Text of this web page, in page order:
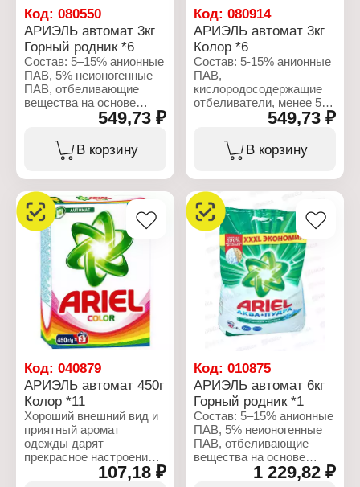
белья
Тип стирки: машинная
стирка
Аромат: Lenor
Вес: 3 кг
Упаковка: пакет
Вес: 3 кг
Упаковка: пакет
Код: 080550
АРИЭЛЬ автомат 3кг
Горный родник *6
Состав: 5–15% анионные
ПАВ, 5% неионогенные
ПАВ, отбеливающие
вещества на основе
поликарбоксилаты,
цеолиты, энзимы,
оптические
компоненты
Характеристики:
Производитель: Procter
& Gamble
Бренд: Ariel
Тип товара: Стиральный
порошок
Название: Аква-пудра
Тип белья: для цветного
белья
Тип стирки: машинная
стирка
Аромат: Горный родник
Вес: 3 кг
Упаковка: пакет
549,73 ₽
В корзину
Код:080914
АРИЭЛЬ автомат 3кг
Колор *6
Состав: 5-15% анионные
ПАВ,
кислородосодержащие
отбеливатели, менее 5%
неионогенные ПАВ,
поликарбоксилаты,
энзимы, оптические
добавки.
Характеристики:
Производитель: Procter
& Gamble
Бренд: Ariel
Тип товара: Стиральный
порошок
Название: Color Аква-
пудра
Тип белья: для цветного
Тип стирки: машинная
стирка
Вес: 3 кг
Упаковка: пакет
549,73 ₽
В корзину
Код: 040879
АРИЭЛЬ автомат 450г
Колор *11
Хороший внешний вид и
приятный аромат
одежды дарят
прекрасное настроение.
Поэтому очень важно
107,18 ₽
Код:010875
АРИЭЛЬ автомат 6кг
Горный родник *1
Состав: 5–15% анионные
ПАВ, 5% неионогенные
ПАВ, отбеливающие
вещества на основе
кислорода,
поликарбоксилаты,
1 229,82 ₽